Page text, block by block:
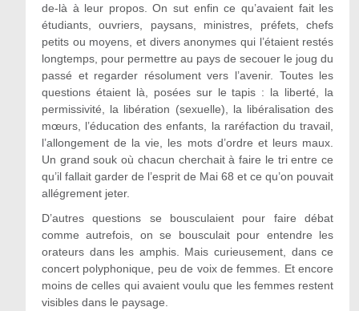
de-là à leur propos. On sut enfin ce qu’avaient fait les
étudiants, ouvriers, paysans, ministres, préfets, chefs
petits ou moyens, et divers anonymes qui l’étaient restés
longtemps, pour permettre au pays de secouer le joug du
passé et regarder résolument vers l’avenir. Toutes les
questions étaient là, posées sur le tapis : la liberté, la
permissivité, la libération (sexuelle), la libéralisation des
mœurs, l’éducation des enfants, la raréfaction du travail,
l’allongement de la vie, les mots d’ordre et leurs maux.
Un grand souk où chacun cherchait à faire le tri entre ce
qu’il fallait garder de l’esprit de Mai 68 et ce qu’on pouvait
allégrement jeter.
D’autres questions se bousculaient pour faire débat
comme autrefois, on se bousculait pour entendre les
orateurs dans les amphis. Mais curieusement, dans ce
concert polyphonique, peu de voix de femmes. Et encore
moins de celles qui avaient voulu que les femmes restent
visibles dans le paysage.